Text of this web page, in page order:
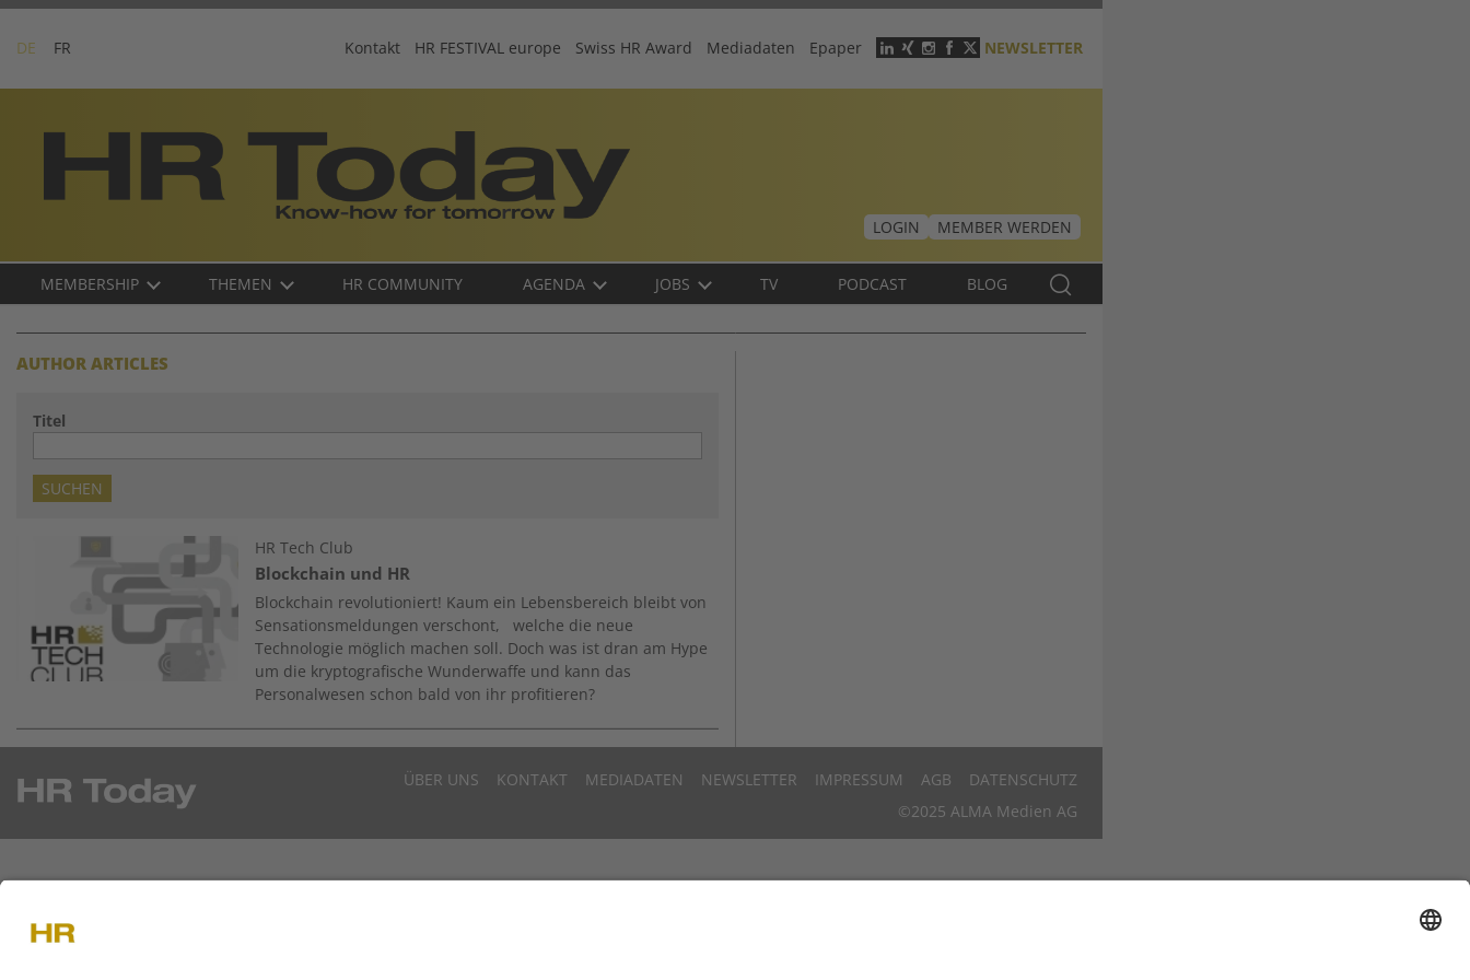
Skip
content
DE FR
Header
menu
Kontakt HR FESTIVAL europe Swiss HR Award Mediadaten Epaper NEWSLETTER
LOGIN
MEMBER WERDEN
Main
DE
MEMBERSHIP THEMEN HR COMMUNITY AGENDA JOBS TV PODCAST BLOG
AUTHOR ARTICLES
Titel
HR Tech Club
Blockchain und HR
Blockchain revolutioniert! Kaum ein Lebensbereich bleibt von
Sensationsmeldungen verschont, welche die neue
Technologie möglich machen soll. Doch was ist dran am Hype
um die kryptografische Wunderwaffe und kann das
Personalwesen schon bald von ihr profitieren?
DE
ÜBER UNS KONTAKT MEDIADATEN NEWSLETTER IMPRESSUM AGB
DATENSCHUTZ
©2025 ALMA Medien AG